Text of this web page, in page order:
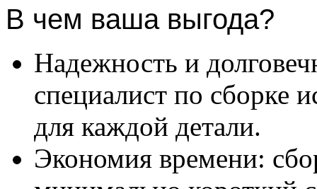
В чем ваша выгода?
Надежность и
специалист по сборке
для каждой детали.
Экономия времени: